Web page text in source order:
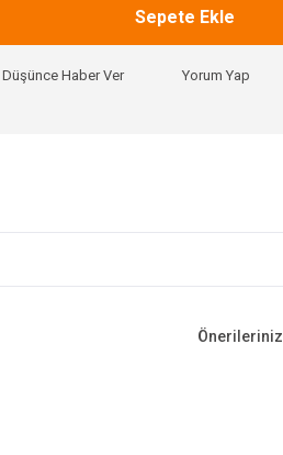
Sepete Ekle
Düşünce Haber Ver Yorum Yap
Önerileriniz